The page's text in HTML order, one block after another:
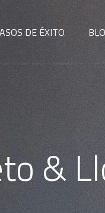
DE ÉXITO
&